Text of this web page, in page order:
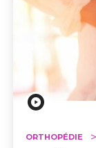
ORTHOPÉDIE